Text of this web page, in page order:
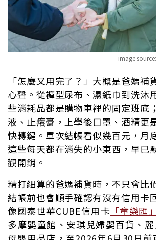
image source:
「怎麼又用完了？」大概是爸媽補
心聲。從褲型尿布、濕紙巾到洗沐
些消耗品都是購物車裡的固定班底
液、止癢膏，上學後口罩、酒精更
快轉鍵。單次結帳看似幾百元，月
這些每天都在消失的小東西，早已
觀開銷。
精打細算的爸媽補貨時，不只會比
結帳前也會順手確認有沒有信用卡
像國泰世華CUBE信用卡 「童樂匯」
多摩嬰童館、安琪兒婦嬰百貨、